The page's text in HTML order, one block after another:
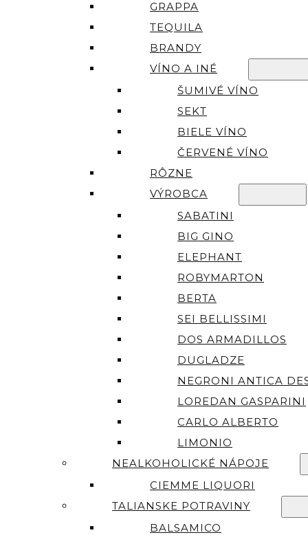
GRAPPA
TEQUILA
BRANDY
VÍNO A INÉ
ŠUMIVÉ VÍNO
SEKT
BIELE VÍNO
ČERVENÉ VÍNO
RÔZNE
VÝROBCA
SABATINI
BIG GINO
ELEPHANT
ROBYMARTON
BERTA
SEI BELLISSIMI
DOS ARMADILLOS
DUGLADZE
NEGRONI ANTICA
LOREDAN GASPARINI
CARLO ALBERTO
LIMONIO
NEALKOHOLICKÉ NÁPOJE
CIEMME LIQUORI
TALIANSKE POTRAVINY
BALSAMICO